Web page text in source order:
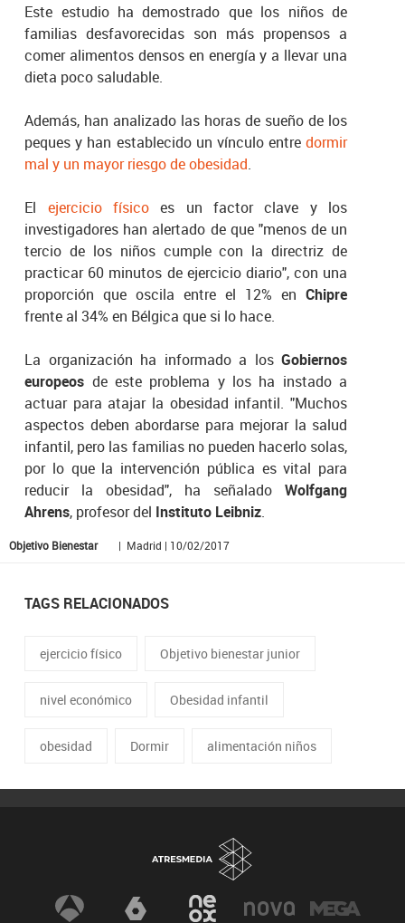
Este estudio ha demostrado que los niños de
familias desfavorecidas son más propensos a
comer alimentos densos en energía y a llevar una
dieta poco saludable.
Además, han analizado las horas de sueño de los
peques y han establecido un vínculo entre dormir
mal y un mayor riesgo de obesidad.
El ejercicio físicoes un factor clave y los
investigadores han alertado de que "menos de un
tercio de los niños cumple con la directriz de
practicar 60 minutos de ejercicio diario", con una
proporción que oscila entre el 12% en Chipre
frente al 34% en Bélgica que si lo hace.
La organización ha informado a los Gobiernos
europeos de este problema y los ha instado a
actuar para atajar la obesidad infantil. "Muchos
aspectos deben abordarse para mejorar la salud
infantil, pero las familias no pueden hacerlo solas,
por lo que la intervención pública es vital para
reducir la obesidad", ha señalado Wolfgang
Ahrens, profesor del Instituto Leibniz.
Objetivo Bienestar | Madrid | 10/02/2017
TAGS RELACIONADOS
ejercicio físico Objetivo bienestar junior
nivel económico Obesidad infantil
obesidad Dormir alimentación niños